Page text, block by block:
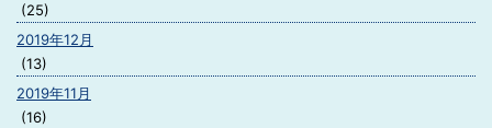
(25)
2019年12月
(13)
2019年11月
(16)